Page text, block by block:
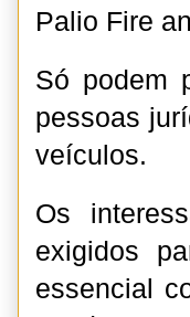
Palio Fire
Só podem
pessoas
veículos.
Os
exigidos
essencial